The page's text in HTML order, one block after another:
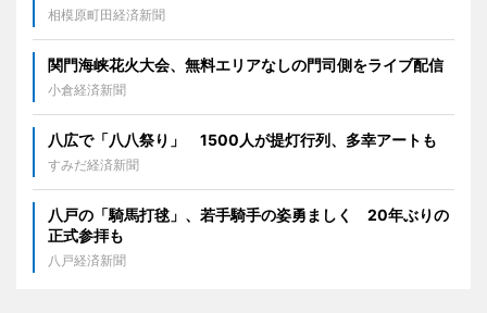
相模原町田経済新聞
関門海峡花火大会、無料エリアなしの門司側をライブ配信
小倉経済新聞
八広で「八八祭り」 1500人が提灯行列、多幸アートも
すみだ経済新聞
八戸の「騎馬打毬」、若手騎手の姿勇ましく 20年ぶりの
正式参拝も
八戸経済新聞